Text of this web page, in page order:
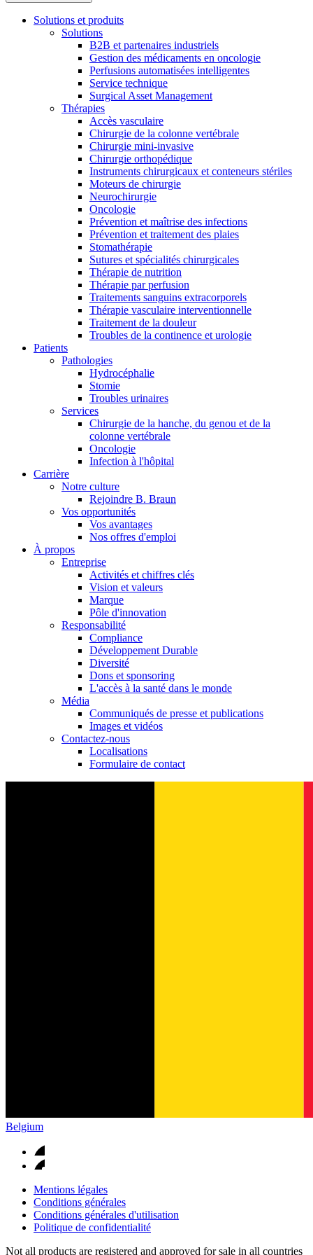
Contact
En dialogue avec B. Braun. Contactez-nous.
Solutions et produits
Solutions
B2B et partenaires industriels
Gestion des médicaments en oncologie
Perfusions automatisées intelligentes
Service technique
Surgical Asset Management
Thérapies
Accès vasculaire
Chirurgie de la colonne vertébrale
Chirurgie mini-invasive
Chirurgie orthopédique
Instruments chirurgicaux et conteneurs stériles
Moteurs de chirurgie
Neurochirurgie
Oncologie
Prévention et maîtrise des infections
Prévention et traitement des plaies
Stomathérapie
Sutures et spécialités chirurgicales
Thérapie de nutrition
Thérapie par perfusion
Traitements sanguins extracorporels
Thérapie vasculaire interventionnelle
Traitement de la douleur
Troubles de la continence et urologie
Patients
Pathologies
Hydrocéphalie
Stomie
Troubles urinaires
Services
Chirurgie de la hanche, du genou et de la
colonne vertébrale
Oncologie
Infection à l'hôpital
Carrière
Notre culture
Rejoindre B. Braun
Vos opportunités
Vos avantages
Nos offres d'emploi
À propos
Entreprise
Activités et chiffres clés
Vision et valeurs
Marque
Pôle d'innovation
Responsabilité
Compliance
Développement Durable
Diversité
Dons et sponsoring
L'accès à la santé dans le monde
Média
Communiqués de presse et publications
Images et vidéos
Contactez-nous
Localisations
Formulaire de contact
Belgium
Mentions légales
Conditions générales
Conditions générales d'utilisation
Politique de confidentialité
Not all products are registered and approved for sale in all countries